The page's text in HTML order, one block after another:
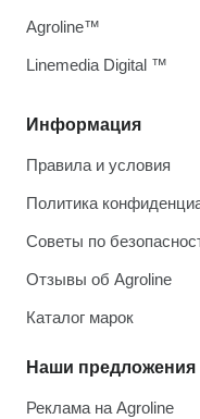
Информация
Правила и условия
Политика
Советы по
Отзывы об Agroline
Каталог марок
Наши предложения
Реклама на Agroline
Agroline™
Linemedia Digital ™